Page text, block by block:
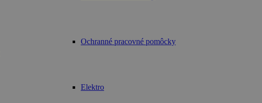
Ochranné pracovné pomôcky
Elektro